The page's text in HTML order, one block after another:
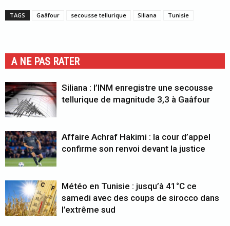
TAGS Gaâfour secousse tellurique Siliana Tunisie
A NE PAS RATER
Siliana : l’INM enregistre une secousse
tellurique de magnitude 3,3 à Gaâfour
Affaire Achraf Hakimi : la cour d’appel
confirme son renvoi devant la justice
Météo en Tunisie : jusqu’à 41°C ce
samedi avec des coups de sirocco dans
l’extrême sud